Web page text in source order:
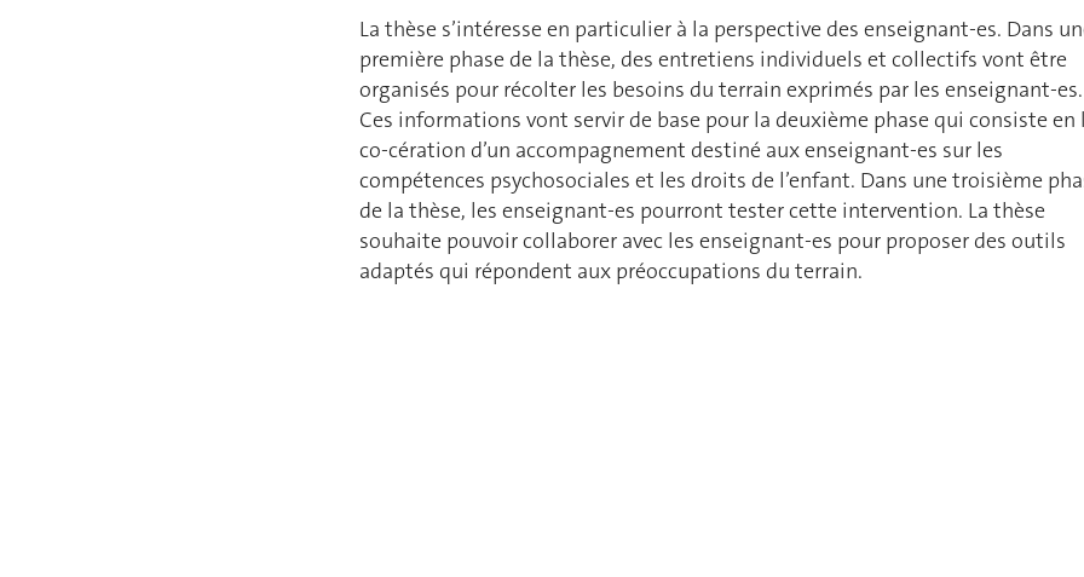
La thèse s’intéresse en particulier à la perspective des enseignant-es. Dans
première phase de la thèse, des entretiens individuels et collectifs vont être
organisés pour récolter les besoins du terrain exprimés par les enseignant-es.
Ces informations vont servir de base pour la deuxième phase qui consiste en
co-cération d’un accompagnement destiné aux enseignant-es sur les
compétences psychosociales et les droits de l’enfant. Dans une troisième
de la thèse, les enseignant-es pourront tester cette intervention. La thèse
souhaite pouvoir collaborer avec les enseignant-es pour proposer des outils
adaptés qui répondent aux préoccupations du terrain.